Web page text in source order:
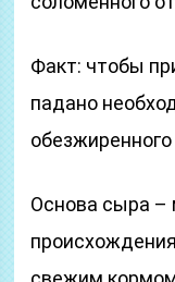
Факт: чтобы
падано
Основа сыра –